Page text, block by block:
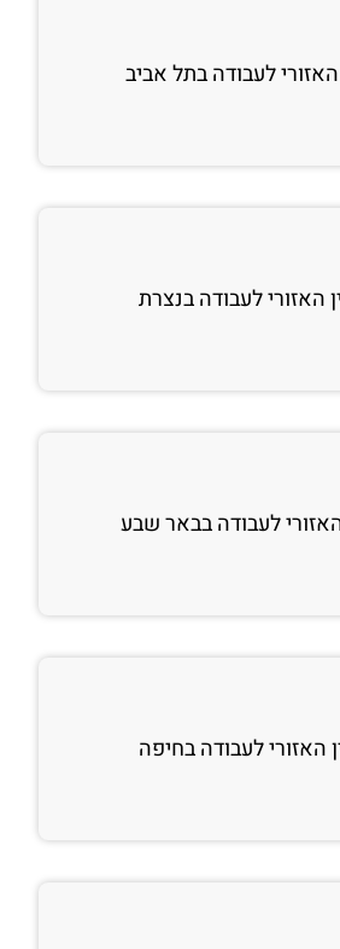
לעבודה בתל אביב
האזורי לעבודה בנצרת
לעבודה בבאר שבע
האזורי לעבודה בחיפה